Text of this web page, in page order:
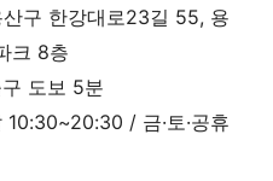
구 한강대로23길 55, 용
크 8층
도보 5분
10:30~20:30 / 금·토·공휴